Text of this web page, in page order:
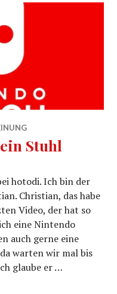
Stuhl
hotodi. Ich bin der
Christian, das habe
Video, der hat so
eine Nintendo
auch gerne eine
warten wir mal bis
glaube er …
Meinung!